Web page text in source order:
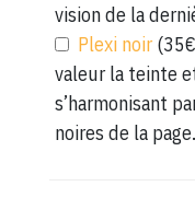
vision de la
Plexi noir
valeur la teinte
s’harmonisant
noires de la page.